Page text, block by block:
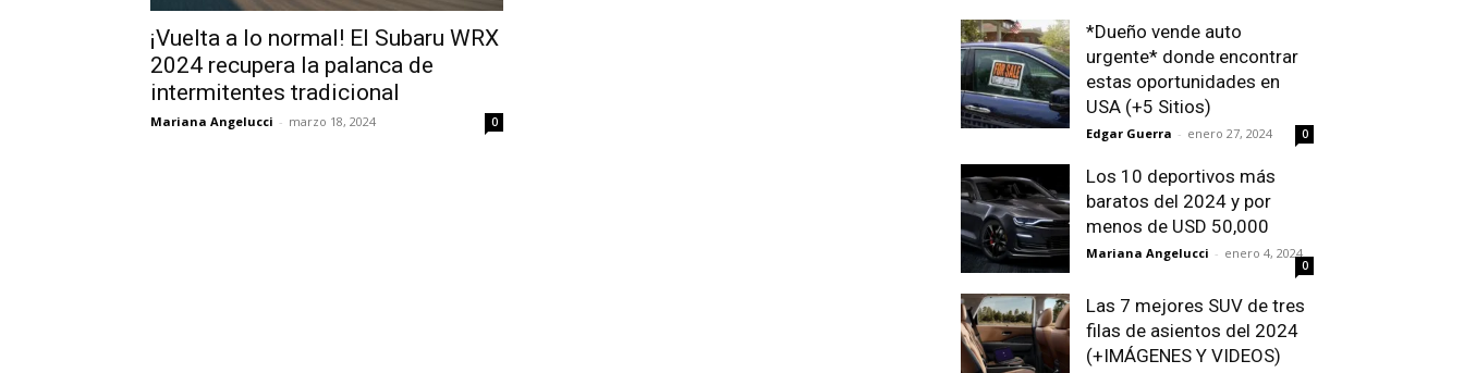
¡Vuelta a lo normal! El Subaru WRX
2024 recupera la palanca de
intermitentes tradicional
Mariana Angelucci - marzo 18, 2024 0
*Dueño vende auto
urgente* donde encontrar
estas oportunidades en
USA (+5 Sitios)
Edgar Guerra - enero 27, 2024 0
Los 10 deportivos más
baratos del 2024 y por
menos de USD 50,000
Mariana Angelucci - enero 4, 2024
0
Las 7 mejores SUV de tres
filas de asientos del 2024
(+IMÁGENES Y VIDEOS)